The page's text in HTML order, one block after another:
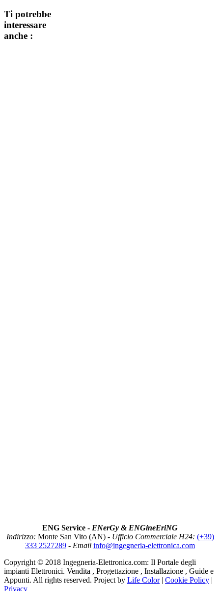
Ti potrebbe
interessare
anche :
ENG Service - ENerGy & ENGineEriNG
Indirizzo: Monte San Vito (AN) - Ufficio Commerciale H24: (+39)
333 2527289 - Email info@ingegneria-elettronica.com
Copyright © 2018 Ingegneria-Elettronica.com: Il Portale degli
impianti Elettronici. Vendita , Progettazione , Installazione , Guide e
Appunti. All rights reserved. Project by Life Color| Cookie Policy |
Privacy